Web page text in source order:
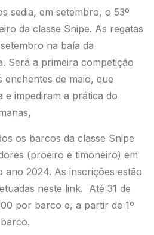
sedia, em setembro, o 53º
da classe Snipe. As regatas
na baía da
Será a primeira competição
de maio, que
e impediram a prática do
os barcos da classe Snipe
(proeiro e timoneiro) em
ano 2024. As inscrições estão
neste link. Até 31 de
por barco e, a partir de 1º